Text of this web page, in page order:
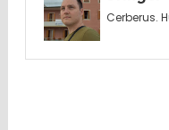
Cerberus.